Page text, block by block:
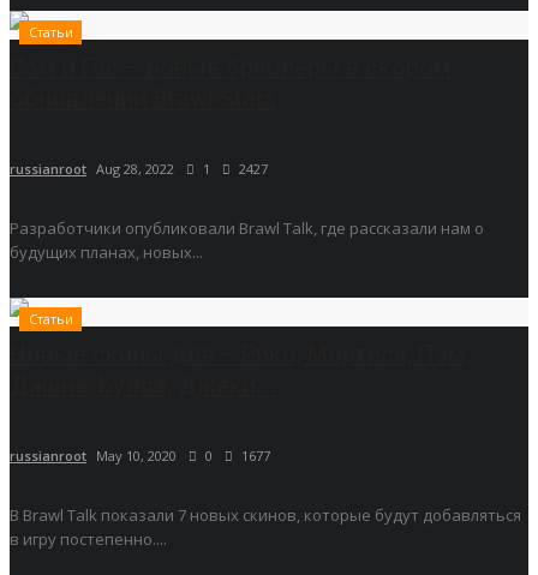
Статьи
russianroot Aug 28, 2022 1 2427
Разработчики опубликовали Brawl Talk, где рассказали нам о
будущих планах, новых...
Статьи
russianroot May 10, 2020 0 1677
В Brawl Talk показали 7 новых скинов, которые будут добавляться
в игру постепенно....